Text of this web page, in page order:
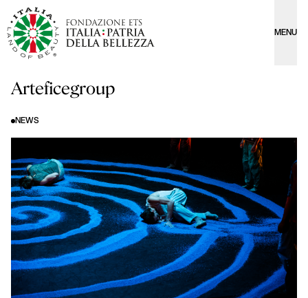
MENU
Arteficegroup
NEWS